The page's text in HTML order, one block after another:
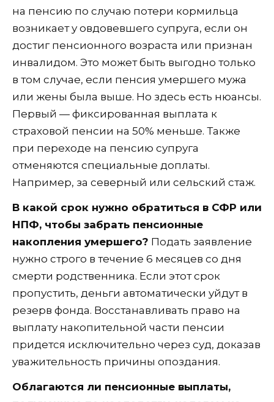
на пенсию по случаю потери кормильца
возникает у овдовевшего супруга, если он
достиг пенсионного возраста или признан
инвалидом. Это может быть выгодно только
в том случае, если пенсия умершего мужа
или жены была выше. Но здесь есть нюансы.
Первый — фиксированная выплата к
страховой пенсии на 50% меньше. Также
при переходе на пенсию супруга
отменяются специальные доплаты.
Например, за северный или сельский стаж.
В какой срок нужно обратиться в СФР или
НПФ, чтобы забрать пенсионные
накопления умершего? Подать заявление
нужно строго в течение 6 месяцев со дня
смерти родственника. Если этот срок
пропустить, деньги автоматически уйдут в
резерв фонда. Восстанавливать право на
выплату накопительной части пенсии
придется исключительно через суд, доказав
уважительность причины опоздания.
Облагаются ли пенсионные выплаты,